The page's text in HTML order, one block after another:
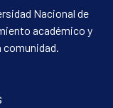
Nacional de
académico y